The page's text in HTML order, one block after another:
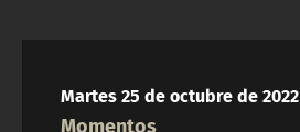
Martes 25 de octubre de 2022
Momentos